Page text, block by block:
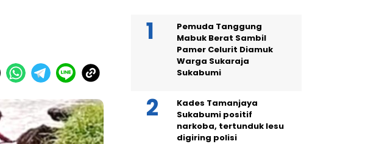
Pemuda Tanggung
Mabuk Berat Sambil
Pamer Celurit Diamuk
Warga Sukaraja
Sukabumi
Kades Tamanjaya
Sukabumi positif
narkoba, tertunduk lesu
digiring polisi